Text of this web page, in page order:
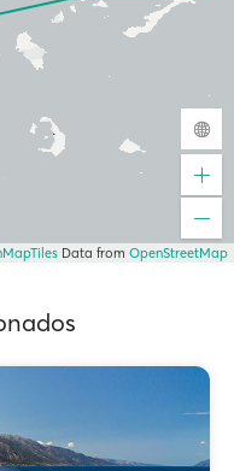
Data from OpenStreetMap